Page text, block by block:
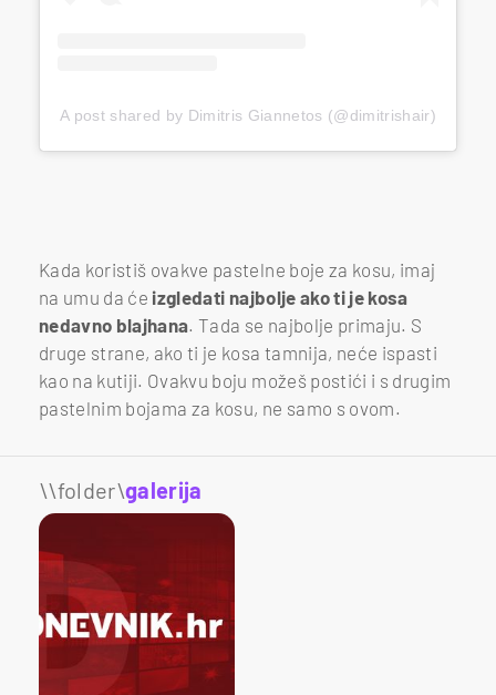
A post shared by Dimitris Giannetos (@dimitrishair)
Kada koristiš ovakve pastelne boje za kosu, imaj
na umu da će izgledati najbolje ako ti je kosa
nedavno blajhana. Tada se najbolje primaju. S
druge strane, ako ti je kosa tamnija, neće ispasti
kao na kutiji. Ovakvu boju možeš postići i s drugim
pastelnim bojama za kosu, ne samo s ovom.
\\folder\galerija